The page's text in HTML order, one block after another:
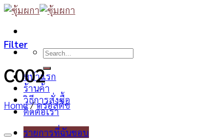
Skip
content
Search
หน้าแรก
ร้านค้า
วิธีการสั่งซื้อ
ติดต่อเรา
รายการที่ฉันชอบ
Filter
C002
Home / ครอสติช